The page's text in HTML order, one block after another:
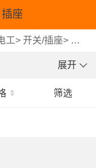
座
工>开关/插座> 插座
展开
筛选